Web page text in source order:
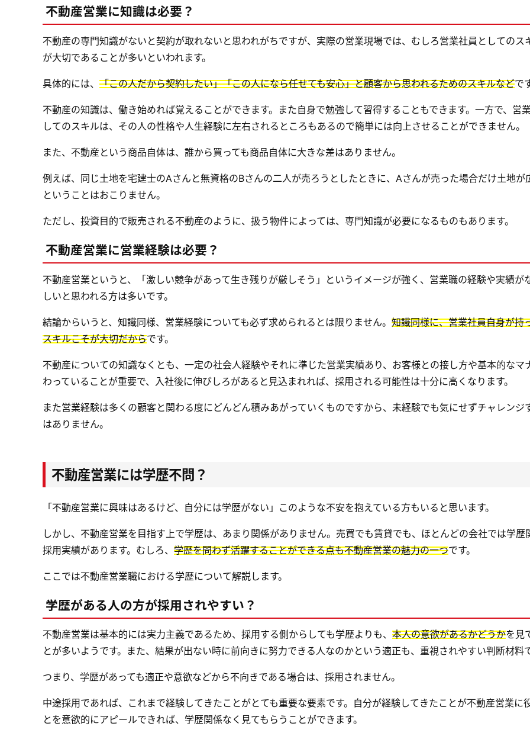
不動産営業に知識は必要？
不動産の専門知識がないと契約が取れないと思われがちですが、実際の営業現場では、むしろ営業社員としてのス
が大切であることが多いといわれます。
具体的には、 「この人だから契約したい」「この人になら任せても安心」と顧客から思われるためのスキルなどで
不動産の知識は、働き始めれば覚えることができます。また自身で勉強して習得することもできます。一方で、営
してのスキルは、その人の性格や人生経験に左右されるところもあるので簡単には向上させることができません。
また、不動産という商品自体は、誰から買っても商品自体に大きな差はありません。
例えば、同じ土地を宅建士のAさんと無資格のBさんの二人が売ろうとしたときに、Aさんが売った場合だけ土地が
ということはおこりません。
ただし、投資目的で販売される不動産のように、扱う物件によっては、専門知識が必要になるものもあります。
不動産営業に営業経験は必要？
不動産営業というと、「激しい競争があって生き残りが厳しそう」というイメージが強く、営業職の経験や実績が
しいと思われる方は多いです。
結論からいうと、知識同様、営業経験についても必ず求められるとは限りません。 知識同様に、営業社員自身が持
スキルこそが大切だからです。
不動産についての知識なくとも、一定の社会人経験やそれに準じた営業実績あり、お客様との接し方や基本的なマ
わっていることが重要で、入社後に伸びしろがあると見込まれれば、採用される可能性は十分に高くなります。
また営業経験は多くの顧客と関わる度にどんどん積みあがっていくものですから、未経験でも気にせずチャレンジ
はありません。
不動産営業には学歴不問？
「不動産営業に興味はあるけど、自分には学歴がない」このような不安を抱えている方もいると思います。
しかし、不動産営業を目指す上で学歴は、あまり関係がありません。売買でも賃貸でも、ほとんどの会社では学歴
採用実績があります。むしろ、 学歴を問わず活躍することができる点も不動産営業の魅力の一つです。
ここでは不動産営業職における学歴について解説します。
学歴がある人の方が採用されやすい？
不動産営業は基本的には実力主義であるため、採用する側からしても学歴よりも、 本人の意欲があるかどうかを見
とが多いようです。また、結果が出ない時に前向きに努力できる人なのかという適正も、重視されやすい判断材料で
つまり、学歴があっても適正や意欲などから不向きである場合は、採用されません。
中途採用であれば、これまで経験してきたことがとても重要な要素です。自分が経験してきたことが不動産営業に
とを意欲的にアピールできれば、学歴関係なく見てもらうことができます。